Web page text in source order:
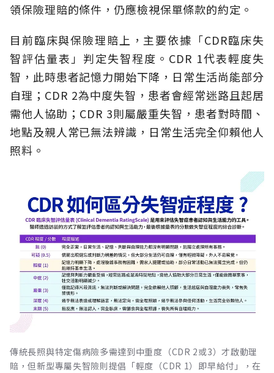
領保險理賠的條件，仍應檢視保單條款的約定。
目前臨床與保險理賠上，主要依據「CDR臨床失
智評估量表」判定失智程度。CDR 1代表輕度失
智，此時患者記憶力開始下降，日常生活尚能部分
自理；CDR 2為中度失智，患者會經常迷路且起居
需他人協助；CDR 3則屬嚴重失智，患者對時間、
地點及親人常已無法辨識，日常生活完全仰賴他人
照料。
傳統長照與特定傷病險多需達到中重度（CDR 2或3）才啟動理
賠，但新型專屬失智險則提倡「輕度（CDR 1）即早給付」，在